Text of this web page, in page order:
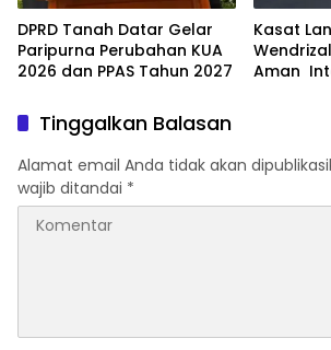
DPRD Tanah Datar Gelar
Paripurna Perubahan KUA
2026 dan PPAS Tahun 2027
Kasat
Aman
Tinggalkan Balasan
Alamat email Anda tidak akan
wajib ditandai *